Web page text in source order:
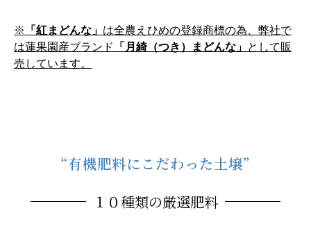
※ 「紅まどんな」 は全農えひめの登録商標の為、弊社で
は蓮果園産ブランド 「月綺（つき）まどんな」 として販
売しています。
“有機肥料にこだわった土壌”
１０種類の厳選肥料